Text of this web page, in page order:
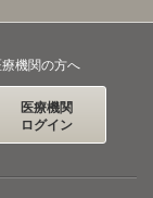
療機関の方へ
医療機関
ログイン